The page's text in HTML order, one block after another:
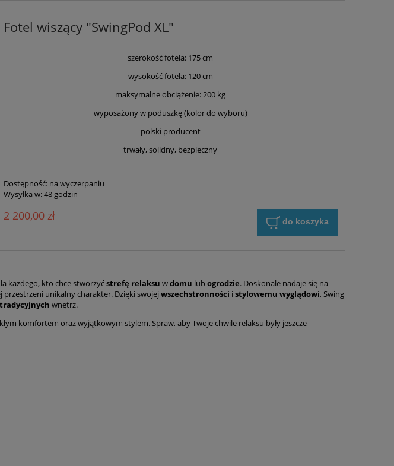
Fotel wiszący "SwingPod XL"
szerokość fotela: 175 cm
wysokość fotela: 120 cm
maksymalne obciążenie: 200 kg
wyposażony w poduszkę (kolor do wyboru)
polski producent
trwały, solidny, bezpieczny
Dostępność: na wyczerpaniu
Wysyłka w:48 godzin
2 200,00 zł do koszyka
każdego, kto chce stworzyćstrefę relaksu wdomu lubogrodzie. Doskonale nadaje się na
unikalny charakter. Dzięki swojej wszechstronności i stylowemu wyglądowi, Swing
tradycyjnych wnętrz.
komfortem oraz wyjątkowym stylem. Spraw, aby Twoje chwile relaksu były jeszcze